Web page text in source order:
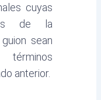
cuyas
de la
sean
anterior.